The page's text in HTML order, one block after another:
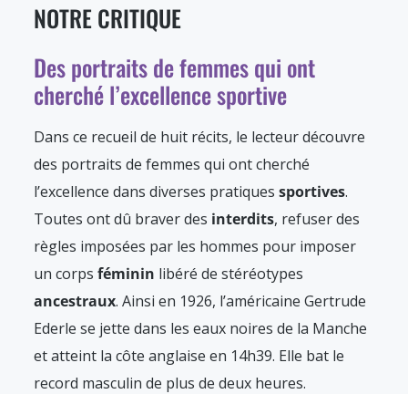
NOTRE CRITIQUE
Des portraits de femmes qui ont
cherché l’excellence sportive
Dans ce recueil de huit récits, le lecteur découvre
des portraits de femmes qui ont cherché
l’excellence dans diverses pratiques sportives.
Toutes ont dû braver des interdits, refuser des
règles imposées par les hommes pour imposer
un corps féminin libéré de stéréotypes
ancestraux. Ainsi en 1926, l’américaine Gertrude
Ederle se jette dans les eaux noires de la Manche
et atteint la côte anglaise en 14h39. Elle bat le
record masculin de plus de deux heures.